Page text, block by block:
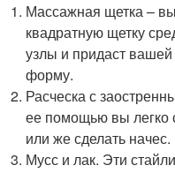
Массажная щетка –
квадратную щетку
узлы и придаст
форму.
Расческа с
ее помощью вы легко
или же сделать начес.
Мусс и лак. Эти